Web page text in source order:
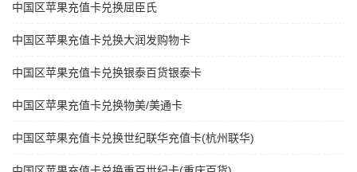
中国区苹果充值卡兑换屈臣氏
中国区苹果充值卡兑换大润发购物卡
中国区苹果充值卡兑换银泰百货银泰卡
中国区苹果充值卡兑换物美/美通卡
中国区苹果充值卡兑换世纪联华充值卡(杭州联华)